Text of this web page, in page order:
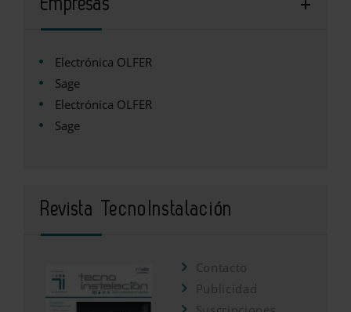
Empresas
Electrónica OLFER
Sage
Electrónica OLFER
Sage
Revista TecnoInstalación
Contacto
Publicidad